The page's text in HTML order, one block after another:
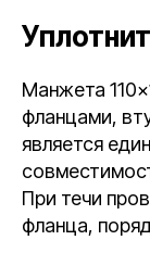
Манжета
фланцами,
является
При течи
фланца,